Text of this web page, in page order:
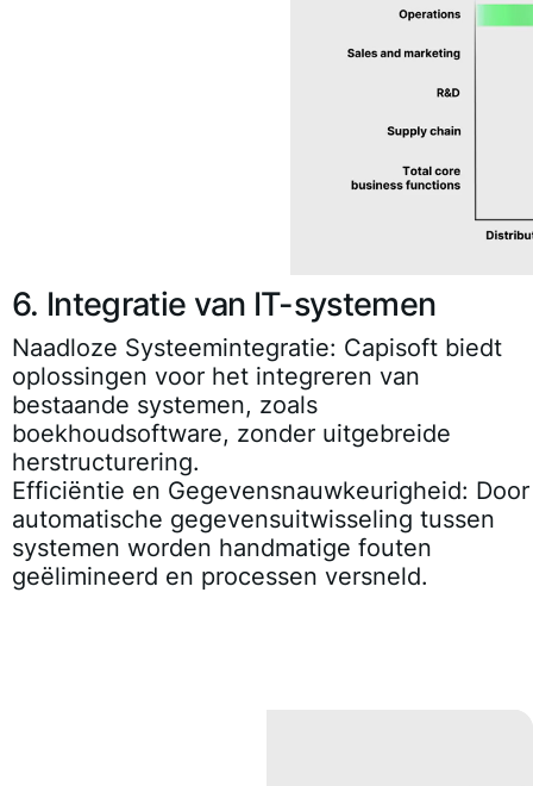
6. Integratie van IT-systemen
Naadloze Systeemintegratie: Capisoft biedt
oplossingen voor het integreren van
bestaande systemen, zoals
boekhoudsoftware, zonder uitgebreide
herstructurering.
Efficiëntie en Gegevensnauwkeurigheid: Door
automatische gegevensuitwisseling tussen
systemen worden handmatige fouten
geëlimineerd en processen versneld.